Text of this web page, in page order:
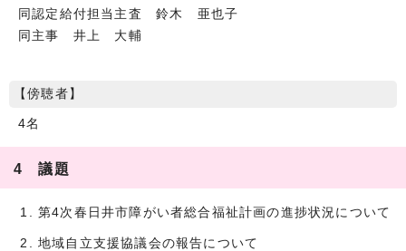
同認定給付担当主査 鈴木 亜也子
同主事 井上 大輔
【傍聴者】
4名
4 議題
第4次春日井市障がい者総合福祉計画の進捗状況について
地域自立支援協議会の報告について